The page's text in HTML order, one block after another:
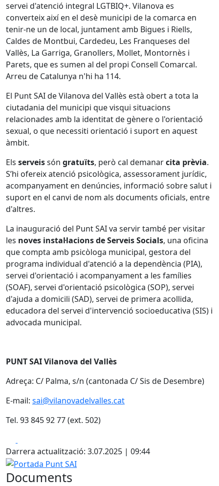
servei d'atenció integral LGTBIQ+. Vilanova es
converteix així en el desè municipi de la comarca en
tenir-ne un de local, juntament amb Bigues i Riells,
Caldes de Montbui, Cardedeu, Les Franqueses del
Vallès, La Garriga, Granollers, Mollet, Montornès i
Parets, que es sumen al del propi Consell Comarcal.
Arreu de Catalunya n'hi ha 114.
El Punt SAI de Vilanova del Vallès està obert a tota la
ciutadania del municipi que visqui situacions
relacionades amb la identitat de gènere o l'orientació
sexual, o que necessiti orientació i suport en aquest
àmbit.
Els serveissón gratuïts, però cal demanarcita prèvia.
S’hi ofereix atenció psicològica, assessorament jurídic,
acompanyament en denúncies, informació sobre salut i
suport en el canvi de nom als documents oficials, entre
d'altres.
La inauguració del Punt SAI va servir també per visitar
les noves instal·lacions de Serveis Socials, una oficina
que compta amb psicòloga municipal, gestora del
programa individual d'atenció a la dependència (PIA),
servei d'orientació i acompanyament a les famílies
(SOAF), servei d'orientació psicològica (SOP), servei
d'ajuda a domicili (SAD), servei de primera acollida,
educadora del servei d'intervenció socioeducativa (SIS) i
advocada municipal.
PUNT SAI Vilanova del Vallès
Adreça: C/ Palma, s/n (cantonada C/ Sis de Desembre)
E-mail: sai@vilanovadelvalles.cat
Tel. 93 845 92 77 (ext. 502)
Darrera actualització: 3.07.2025 | 09:44
Portada Punt SAI
Documents